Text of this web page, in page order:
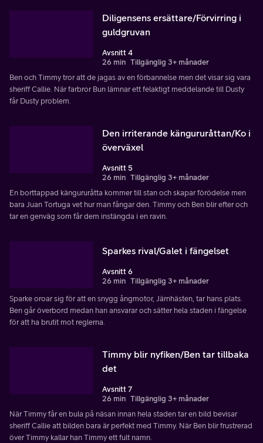
Diligensens ersättare/Förvirring i
guldgruvan
Avsnitt 4
26 min Tillgänglig 3+ månader
Ben och Timmy tror att de jagas av en förbannelse men det visar sig vara
sheriff Callie. När farbror Bun lämnar ett felaktigt meddelande till Dusty
får Dusty problem.
Den irriterande kängururåttan/Ko i
överväxel
Avsnitt 5
26 min Tillgänglig 3+ månader
En borttappad kängururåtta kommer till stan och skapar förödelse men
bara Juan Tortuga vet hur man fångar den. Timmy och Ben blir efter och
tar en genväg som får dem instängda i en ravin.
Sparkes rival/Galet i fängelset
Avsnitt 6
26 min Tillgänglig 3+ månader
Sparke oroar sig för att en snygg ångmotor, Järnhästen, tar hans plats.
Ben går överbord medan han ansvarar och sätter hela staden i fängelse
för att ha brutit mot reglerna.
Timmy blir nyfiken/Ben tar tillbaka
det
Avsnitt 7
26 min Tillgänglig 3+ månader
När Timmy får en bula på näsan innan hela staden tar en bild bevisar
sheriff Callie att bilden bara är perfekt med Timmy. När Ben blir frustrerad
över Timmy kallar han Timmy ett fult namn.